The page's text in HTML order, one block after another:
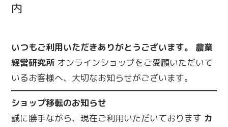
内
いつもご利用いただきありがとうございます。
農業
経営研究所 オンラインショップをご愛顧いただいて
いるお客様へ、大切なお知らせがございます。
ショップ移転のお知らせ
誠に勝手ながら、現在ご利用いただいております カ